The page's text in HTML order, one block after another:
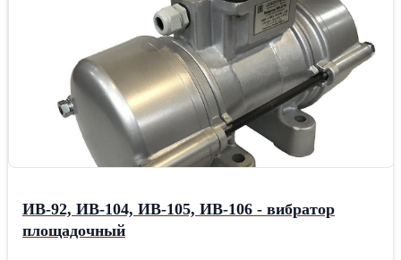
предлагаем комплект пил 15000,00 руб. Запасной
электродвигатель 15000,00 руб.
ИВ-92, ИВ-104, ИВ-105, ИВ-106 - вибратор
площадочный